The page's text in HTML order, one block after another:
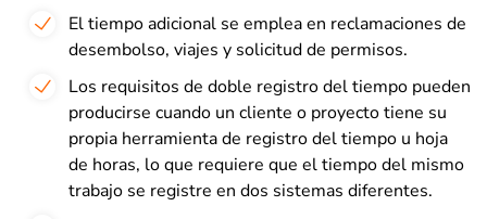
El tiempo adicional se emplea en reclamaciones de
desembolso, viajes y solicitud de permisos.
Los requisitos de doble registro del tiempo pueden
producirse cuando un cliente o proyecto tiene su
propia herramienta de registro del tiempo u hoja
de horas, lo que requiere que el tiempo del mismo
trabajo se registre en dos sistemas diferentes.